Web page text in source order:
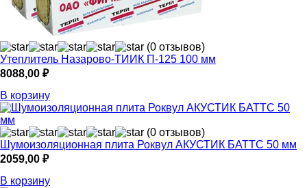
(0 отзывов)
Утеплитель Назарово-ТИИК П-125 100 мм
8088,00 ₽
В корзину
(0 отзывов)
Шумоизоляционная плита Роквул АКУСТИК БАТТС 50 мм
2059,00 ₽
В корзину